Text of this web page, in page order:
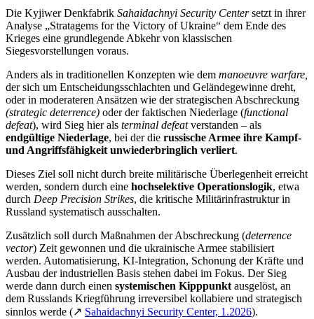
Die Kyjiwer Denkfabrik Sahaidachnyi Security Centersetzt in ihrer
Analyse „Stratagems for the Victory of Ukraine“ dem Ende des
Krieges eine grundlegende Abkehr von klassischen
Siegesvorstellungen voraus.
Anders als in traditionellen Konzepten wie dem manoeuvre warfare,
der sich um Entscheidungsschlachten und Geländegewinne dreht,
oder in moderateren Ansätzen wie der strategischen Abschreckung
(strategic deterrence) oder der faktischen Niederlage (functional
defeat), wird Sieg hier als terminal defeatverstanden – als
endgültige Niederlage, bei der die russische Armee ihre Kampf-
und Angriffsfähigkeit unwiederbringlich verliert.
Dieses Ziel soll nicht durch breite militärische Überlegenheit erreicht
werden, sondern durch eine hochselektive Operationslogik, etwa
durch Deep Precision Strikes, die kritische Militärinfrastruktur in
Russland systematisch ausschalten.
Zusätzlich soll durch Maßnahmen der Abschreckung (deterrence
vector) Zeit gewonnen und die ukrainische Armee stabilisiert
werden. Automatisierung, KI-Integration, Schonung der Kräfte und
Ausbau der industriellen Basis stehen dabei im Fokus. Der Sieg
werde dann durch einen systemischen Kipppunkt ausgelöst, an
dem Russlands Kriegführung irreversibel kollabiere und strategisch
sinnlos werde (↗ Sahaidachnyi Security Center, 1.2026).